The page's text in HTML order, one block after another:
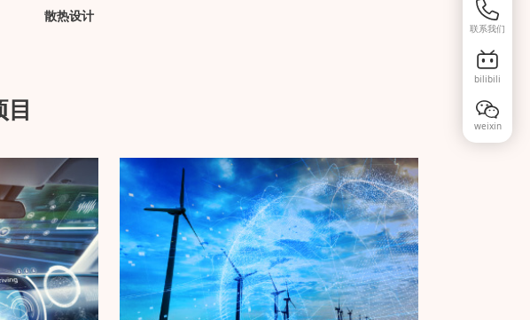
散热设计
可再生能源
联系我们
bilibili
weixin